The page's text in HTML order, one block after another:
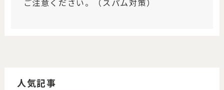
ご注意ください。（スパム対策）
人気記事